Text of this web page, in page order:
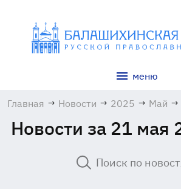
меню
Главная → Новости → 2025 → Май →
Новости за 21 мая